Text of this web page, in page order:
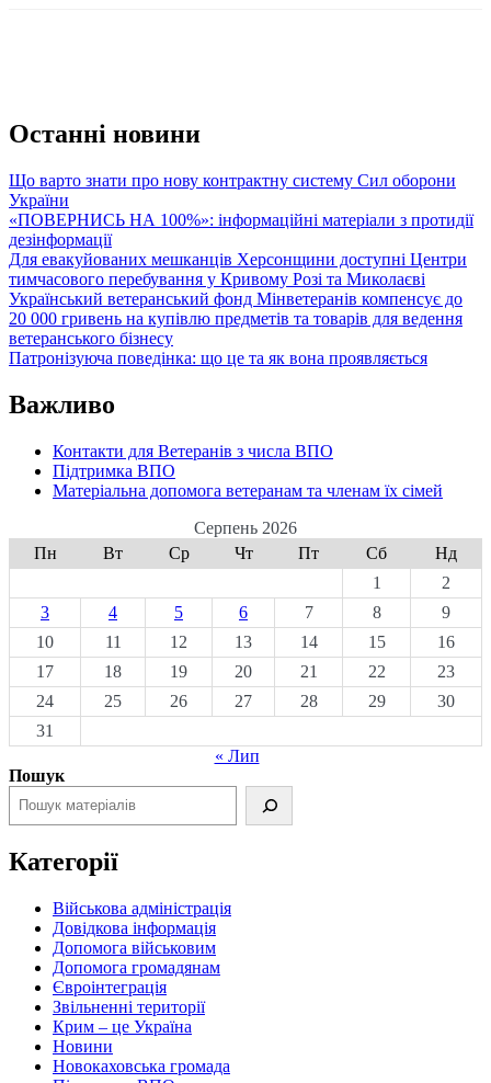
Останні новини
Що варто знати про нову контрактну систему Сил оборони
України
«ПОВЕРНИСЬ НА 100%»: інформаційні матеріали з протидії
дезінформації
Для евакуйованих мешканців Херсонщини доступні Центри
тимчасового перебування у Кривому Розі та Миколаєві
Український ветеранський фонд Мінветеранів компенсує до
20 000 гривень на купівлю предметів та товарів для ведення
ветеранського бізнесу
Патронізуюча поведінка: що це та як вона проявляється
Важливо
Контакти для Ветеранів з числа ВПО
Підтримка ВПО
Матеріальна допомога ветеранам та членам їх сімей
Серпень 2026
Пн
Вт Ср Чт Пт Сб
Нд
1
2
3
4 5 6 7 8
9
10
11 12 13 14 15
16
17
18 19 20 21 22
23
24
25 26 27 28 29
30
31
« Лип
Пошук
Категорії
Військова адміністрація
Довідкова інформація
Допомога військовим
Допомога громадянам
Євроінтеграція
Звільненні території
Крим – це Україна
Новини
Новокаховська громада